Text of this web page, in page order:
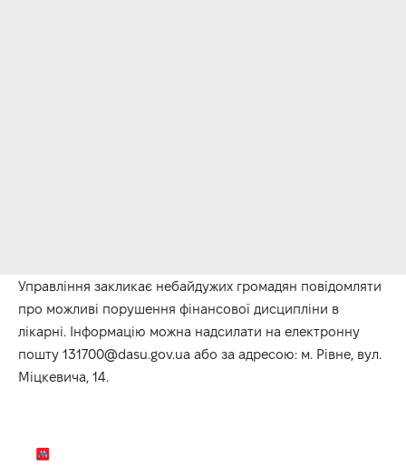
Управління закликає небайдужих громадян повідомляти
про можливі порушення фінансової дисципліни в
лікарні. Інформацію можна надсилати на електронну
пошту 131700@dasu.gov.ua або за адресою: м. Рівне, вул.
Міцкевича, 14.